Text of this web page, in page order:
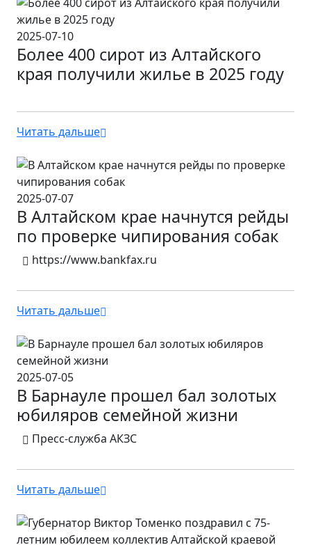
2025-07-10
Более 400 сирот из Алтайского
края получили жилье в 2025 году
Читать дальше
2025-07-07
В Алтайском крае начнутся рейды
по проверке чипирования собак
https://www.bankfax.ru
Читать дальше
2025-07-05
В Барнауле прошел бал золотых
юбиляров семейной жизни
Пресс-служба АКЗС
Читать дальше